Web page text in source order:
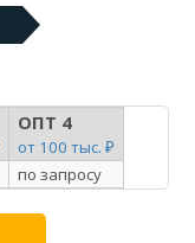
ОПТ 4
от 100 тыс. ₽
по запросу